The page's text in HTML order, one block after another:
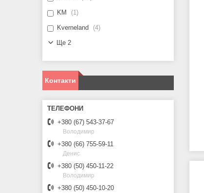
KM 1
Kverneland 4
Ще 2
Контакти
+380 (67) 543-37-67
Володимир
+380 (66) 755-59-11
Денис
+380 (50) 450-11-22
Володимир
+380 (50) 450-10-20